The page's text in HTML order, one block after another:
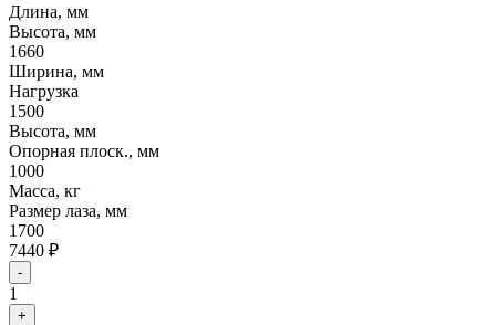
Длина, мм
Высота, мм
1660
Ширина, мм
Нагрузка
1500
Высота, мм
Опорная плоск., мм
1000
Масса, кг
Размер лаза, мм
1700
7440 ₽
-
1
+